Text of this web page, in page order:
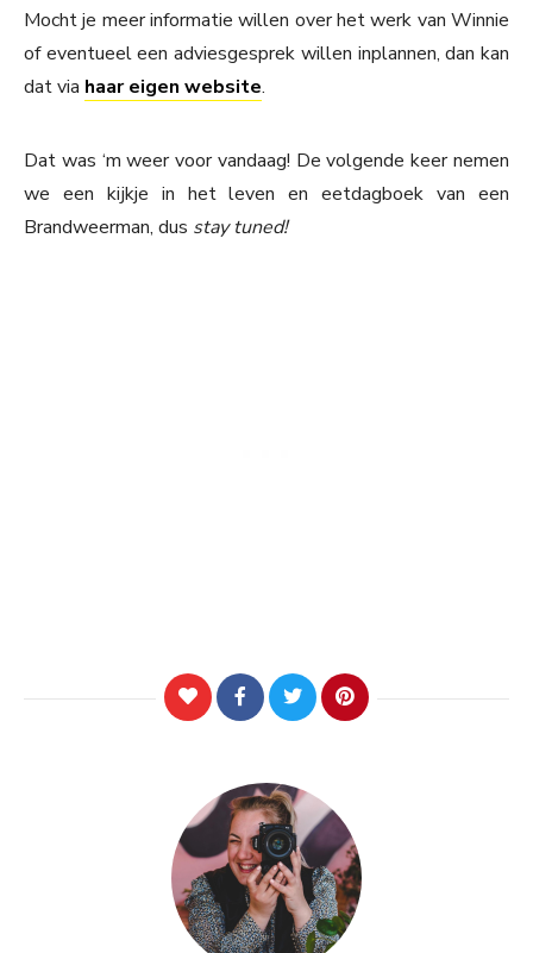
Mocht je meer informatie willen over het werk van Winnie
of eventueel een adviesgesprek willen inplannen, dan kan
dat via haar eigen website.
Dat was ‘m weer voor vandaag! De volgende keer nemen
we een kijkje in het leven en eetdagboek van een
Brandweerman, dus stay tuned!